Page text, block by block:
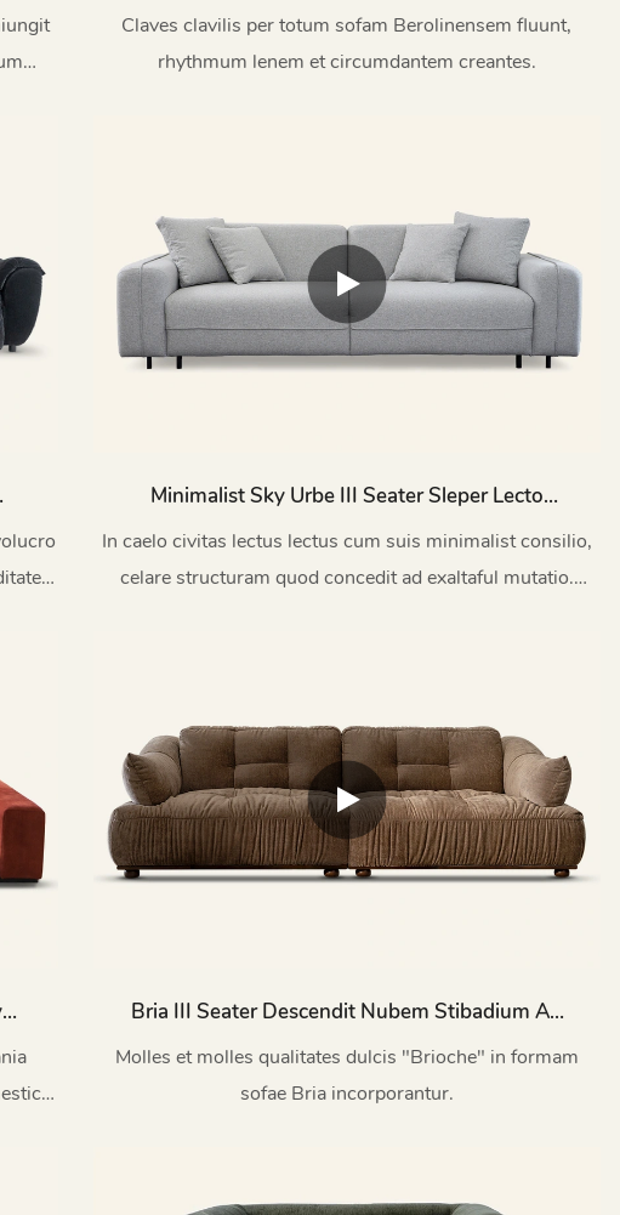
Duorum Sedilium M232
Claves clavilis per totum sofam Berolinensem fluunt,
rhythmum lenem et circumdantem creantes.
Minimalist Sky Urbe III Seater Sleper Lecto
Lectum Vitae Locus M076B
In caelo civitas lectus lectus cum suis minimalist consilio,
celare structuram quod concedit ad exaltaful mutatio.
Bria III Seater Descendit Nubem Stibadium Ad
Animam Viventem Locus M198
Molles et molles qualitates dulcis "Brioche" in formam
sofae Bria incorporantur.